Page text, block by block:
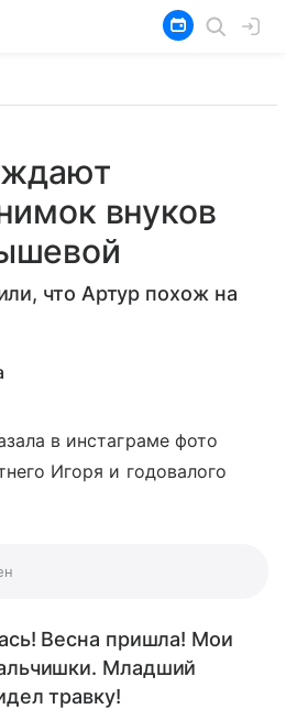
внуков
что Артур похож на
в инстаграме фото
Игоря и годовалого
Весна пришла! Мои
Младший
травку!